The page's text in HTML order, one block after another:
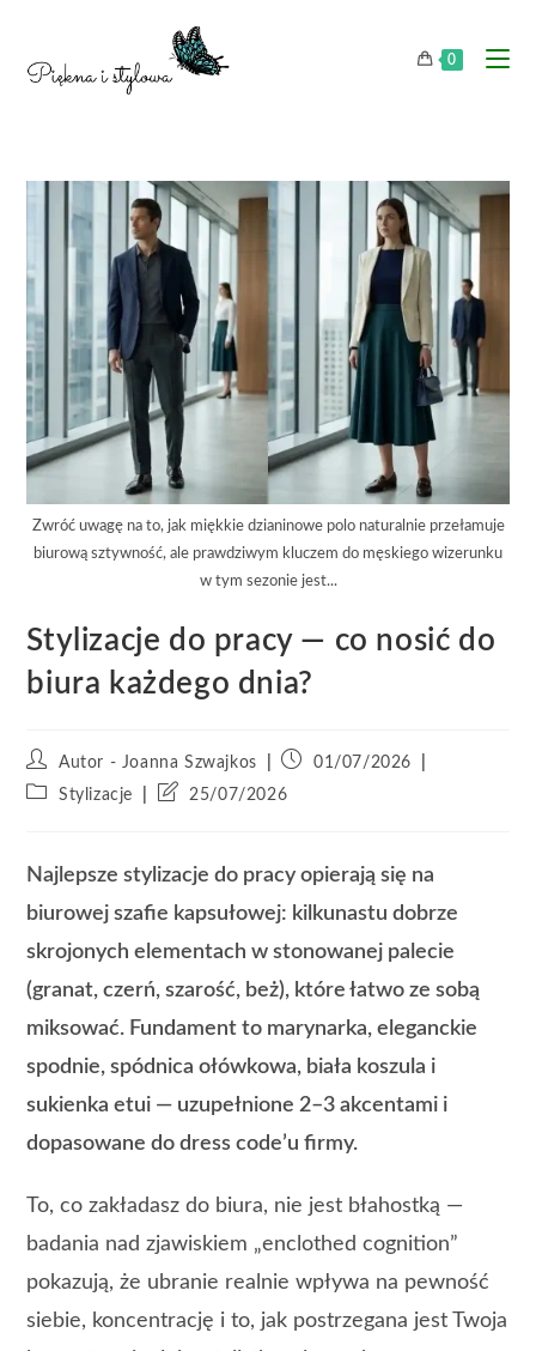
0
Zwróć uwagę na to, jak miękkie dzianinowe polo naturalnie przełamuje
biurową sztywność, ale prawdziwym kluczem do męskiego wizerunku
w tym sezonie jest...
Stylizacje do pracy — co nosić do
biura każdego dnia?
Autor - Joanna Szwajkos
01/07/2026
Stylizacje
25/07/2026
Najlepsze stylizacje do pracy opierają się na
biurowej szafie kapsułowej: kilkunastu dobrze
skrojonych elementach w stonowanej palecie
(granat, czerń, szarość, beż), które łatwo ze sobą
miksować. Fundament to marynarka, eleganckie
spodnie, spódnica ołówkowa, biała koszula i
sukienka etui — uzupełnione 2–3 akcentami i
dopasowane do dress code’u firmy.
To, co zakładasz do biura, nie jest błahostką —
badania nad zjawiskiem „enclothed cognition”
pokazują, że ubranie realnie wpływa na pewność
siebie, koncentrację i to, jak postrzegana jest Twoja